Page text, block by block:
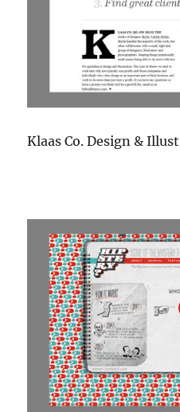
Klaas Co. Design &